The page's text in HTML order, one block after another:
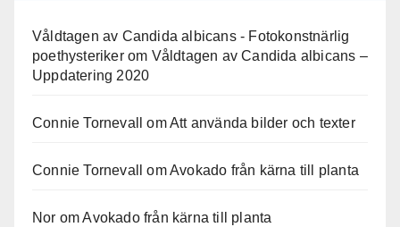
Våldtagen av Candida albicans - Fotokonstnärlig
poethysterikerom Våldtagen av Candida albicans –
Uppdatering 2020
Connie Tornevall omAtt använda bilder och texter
Connie Tornevall omAvokado från kärna till planta
Nor omAvokado från kärna till planta